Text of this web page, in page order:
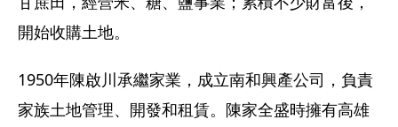
開始收購土地。
1950年陳啟川承繼家業，成立南和興產公司，負責
家族土地管理、開發和租賃。陳家全盛時擁有高雄